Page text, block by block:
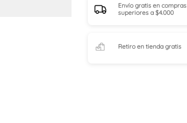
Envío gratis en compras
superiores a $4.000
Retiro en tienda gratis